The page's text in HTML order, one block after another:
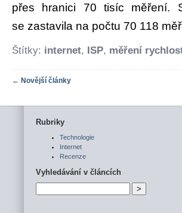
přes hranici 70 tisíc měření.
se zastavila na počtu 70 118
Štítky: internet, ISP, měření
← Novější články
Rubriky
Technologie
Internet
Recenze
Vyhledávání v článcích